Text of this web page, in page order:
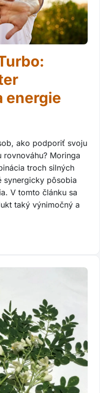
energie
ako podporiť svoju
rovnováhu? Moringa
troch silných
synergicky pôsobia
V tomto článku sa
taký výnimočný a